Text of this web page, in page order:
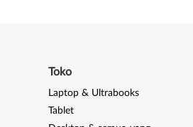
Toko
Laptop & Ultrabooks
Tablet